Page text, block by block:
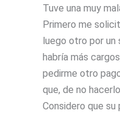
Tuve una muy
Primero me
luego otro por un
habría más
pedirme otro
que, de no
Considero que